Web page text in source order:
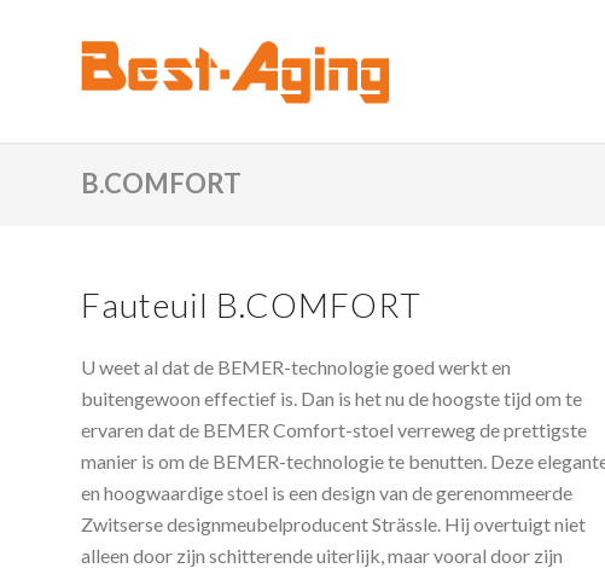
B.COMFORT
Fauteuil B.COMFORT
U weet al dat de BEMER-technologie goed werkt en
buitengewoon effectief is. Dan is het nu de hoogste tijd om te
ervaren dat de BEMER Comfort-stoel verreweg de prettigste
manier is om de BEMER-technologie te benutten. Deze
en hoogwaardige stoel is een design van de gerenommeerde
Zwitserse designmeubelproducent Strässle. Hij overtuigt niet
alleen door zijn schitterende uiterlijk, maar vooral door zijn